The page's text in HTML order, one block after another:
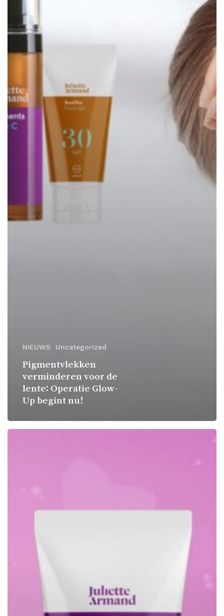
NIEUWS Uncategorized
Pigmentvlekken
verminderen voor de
lente: Operatie Glow-
Up begint nu!